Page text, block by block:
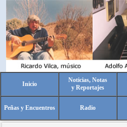
Inicio
Noticias, Notas
y Reportajes
Peñas y Encuentros Radio